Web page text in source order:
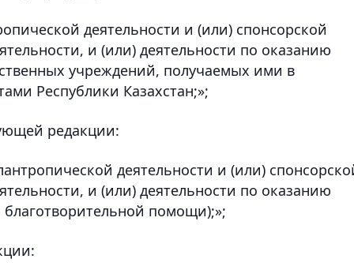
деятельности и (или) спонсорской
и (или) деятельности по оказанию
учреждений, получаемых ими в
Республики Казахстан;»;
редакции:
деятельности и (или)
и (или) деятельности по оказанию
помощи);»;